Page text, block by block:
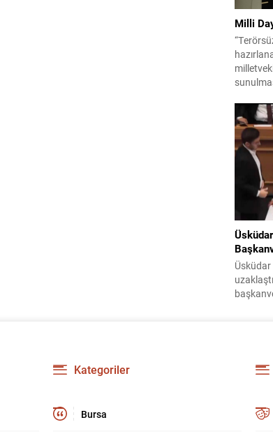
Milli
bildiri,
15
terörle
Üsküdar
Kategoriler
Bursa